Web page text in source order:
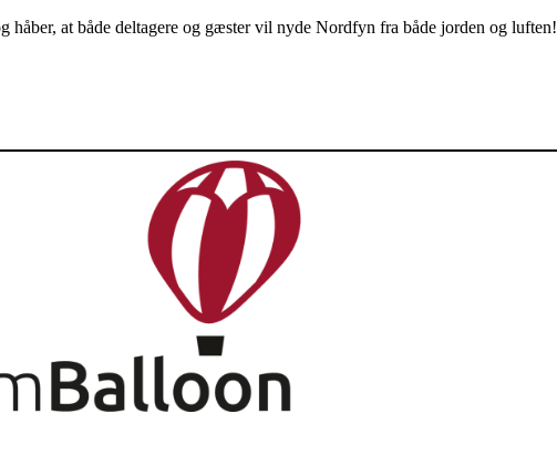
at både deltagere og gæster vil nyde Nordfyn fra både jorden og luften!